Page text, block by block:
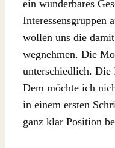
ein wunderbares
Interessensgruppen
wollen uns die
wegnehmen. Die
unterschiedlich. Die
Dem möchte ich
in einem ersten
ganz klar Position